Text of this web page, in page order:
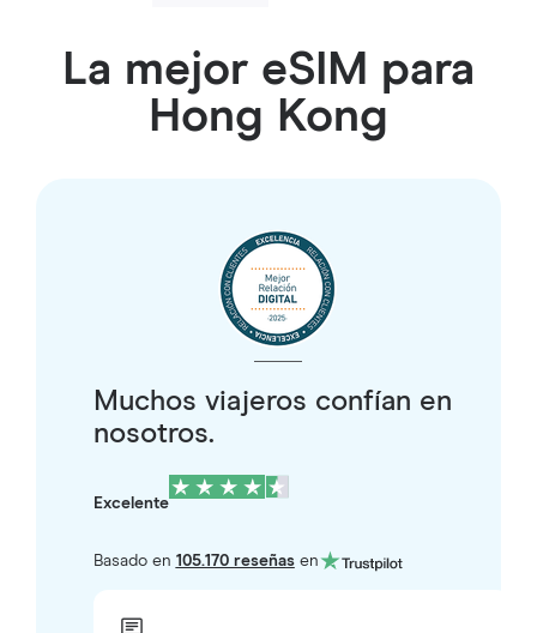
La mejor eSIM para
Hong Kong
Muchos viajeros confían en
nosotros.
Excelente
Basado en 105.170 reseñasen